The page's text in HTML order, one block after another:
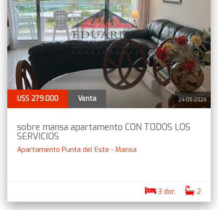
24-06-2026
U$S 279.000 Venta
sobre mansa apartamento CON TODOS LOS
SERVICIOS
Apartamento Punta del Este - Mansa
3 dor. 2